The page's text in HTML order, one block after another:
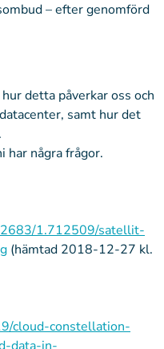
– efter genomförd
detta påverkar oss och
samt hur det
.
har några frågor.
1.712509/satellit-
(hämtad 2018-12-27 kl.
cloud-constellation-